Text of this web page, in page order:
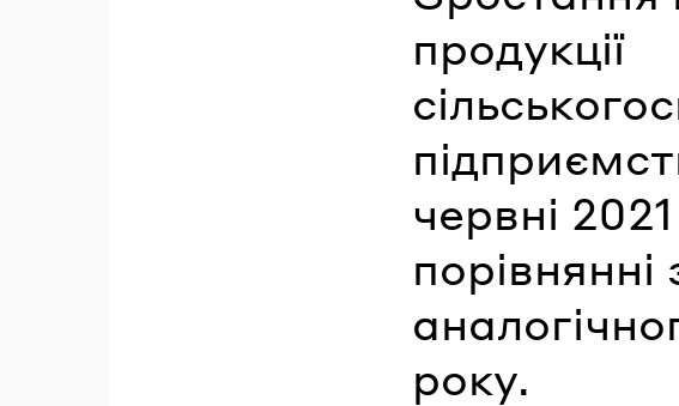
продукції
червні
року.